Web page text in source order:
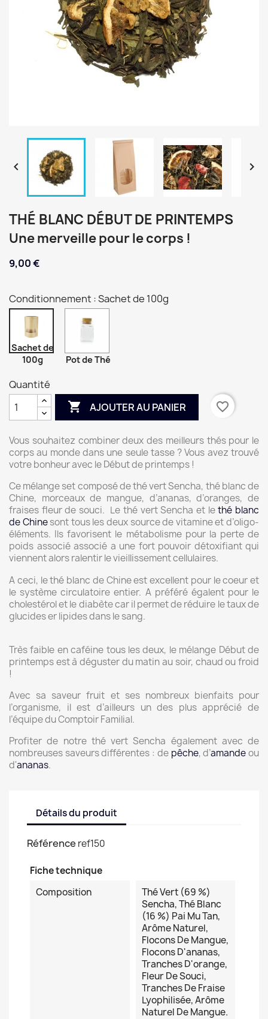
 
THÉ BLANC DÉBUT DE PRINTEMPS
Une merveille pour le corps !
9,00 €
Conditionnement : Sachet de 100g
Sachet de
100g
Pot de Thé
Quantité
 AJOUTER AU PANIER favorite_border
Vous souhaitez combiner deux des meilleurs thés pour le
corps au monde dans une seule tasse ? Vous avez trouvé
votre bonheur avec le Début de printemps !
Ce mélange set composé de thé vert Sencha, thé blanc de
Chine, morceaux de mangue, d’ananas, d’oranges, de
fraises fleur de souci. Le thé vert Sencha et lethé blanc
de Chinesont tous les deux source de vitamine et d’oligo-
éléments. Ils favorisent le métabolisme pour la perte de
poids associé associé a une fort pouvoir détoxifiant qui
viennent alors ralentir le vieillissement cellulaires.
A ceci, le thé blanc de Chine est excellent pour le coeur et
le système circulatoire entier. A préféré égalent pour le
cholestérol et le diabète car il permet de réduire le taux de
glucides er lipides dans le sang.
Très faible en caféine tous les deux, le mélange Début de
printemps est à déguster du matin au soir, chaud ou froid
!
Avec sa saveur fruit et ses nombreux bienfaits pour
l’organisme, il est d’ailleurs un des plus apprécié de
l’équipe du Comptoir Familial.
Profiter de notre thé vert Sencha également avec de
nombreuses saveurs différentes : de pêche, d’amandeou
d'ananas.
Détails du produit
Référence ref150
Fiche technique
Composition
Thé Vert (69 %)
Sencha, Thé Blanc
(16 %) Pai Mu Tan,
Arôme Naturel,
Flocons De Mangue,
Flocons D'ananas,
Tranches D'orange,
Fleur De Souci,
Tranches De Fraise
Lyophilisée, Arôme
Naturel De Mangue.